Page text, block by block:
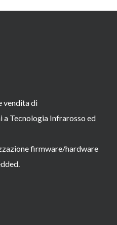
vendita di
Tecnologia Infrarosso ed
firmware/hardware